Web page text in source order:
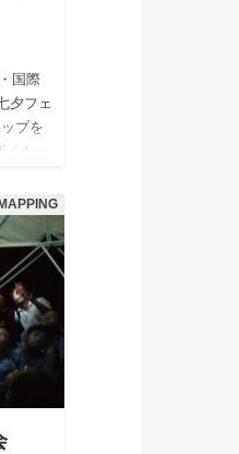
国際
夕フェ
プを
ナー